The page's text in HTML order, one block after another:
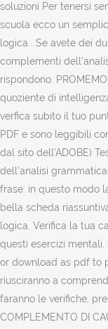
soluzioni Per tenersi
scuola ecco un
logica . Se avete dei
complementi
rispondono.
quoziente di
verfica subito il tuo
PDF e sono leggibili
dal sito dell'ADOBE)
dell'analisi
frase: in questo modo
bella scheda
logica. Verifica la tua
questi esercizi
or download as pdf to
riusciranno a
faranno le verifiche,
COMPLEMENTO DI